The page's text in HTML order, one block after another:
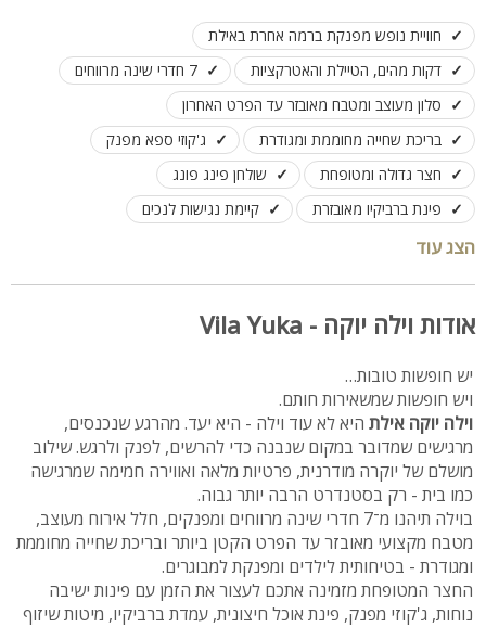
חוויית נופש מפנקת ברמה אחרת באילת
דקות מהים, הטיילת והאטרקציות
7 חדרי שינה מרווחים
סלון מעוצב ומטבח מאובזר עד הפרט האחרון
בריכת שחייה מחוממת ומגודרת
ג'קוזי ספא מפנק
חצר גדולה ומטופחת
שולחן פינג פונג
פינת ברביקיו מאובזרת
קיימת נגישות לנכים
מתאימה למשפחות קבוצות ואירועיםהצג עוד
אודות וילה יוקה - Vila Yuka
יש חופשות טובות…
ויש חופשות שמשאירות חותם.
וילה יוקה אילת היא לא עוד וילה - היא יעד. מהרגע שנכנסים,
מרגישים שמדובר במקום שנבנה כדי להרשים, לפנק ולרגש. שילוב
מושלם של יוקרה מודרנית, פרטיות מלאה ואווירה חמימה שמרגישה
כמו בית - רק בסטנדרט הרבה יותר גבוה.
בוילה תיהנו מ־7 חדרי שינה מרווחים ומפנקים, חלל אירוח מעוצב,
מטבח מקצועי מאובזר עד הפרט הקטן ביותר ובריכת שחייה מחוממת
ומגודרת - בטיחותית לילדים ומפנקת למבוגרים.
החצר המטופחת מזמינה אתכם לעצור את הזמן עם פינות ישיבה
נוחות, ג'קוזי מפנק, פינת אוכל חיצונית, עמדת ברביקיו, מיטות שיזוף